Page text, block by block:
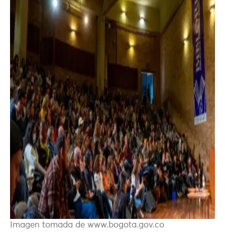
Imagen tomada de www.bogota.gov.co